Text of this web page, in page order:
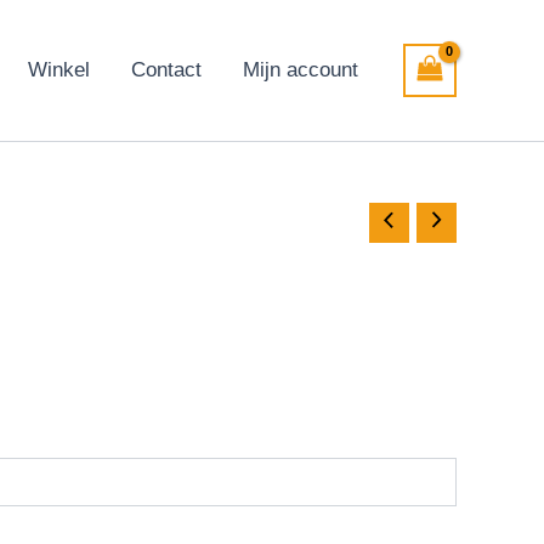
Winkel Contact Mijn account